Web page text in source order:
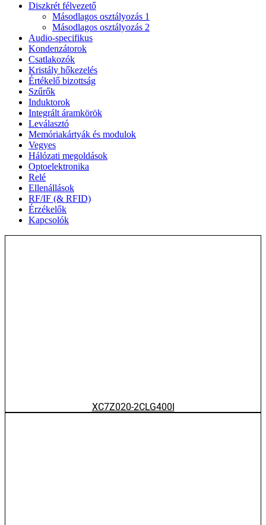
Diszkrét félvezető
Másodlagos osztályozás 1
Másodlagos osztályozás 2
Audio-specifikus
Kondenzátorok
Csatlakozók
Kristály hőkezelés
Értékelő bizottság
Szűrők
Induktorok
Integrált áramkörök
Leválasztó
Memóriakártyák és modulok
Vegyes
Hálózati megoldások
Optoelektronika
Relé
Ellenállások
RF/IF (& RFID)
Érzékelők
Kapcsolók
XC7Z020-2CLG400I